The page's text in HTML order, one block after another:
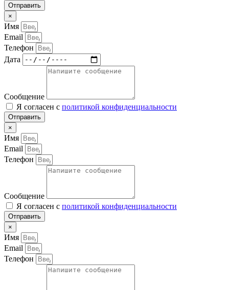
Отправить
×
Имя
Email
Телефон
Дата
Сообщение
Я согласен с политикой конфиденциальности
Отправить
×
Имя
Email
Телефон
Сообщение
Я согласен с политикой конфиденциальности
Отправить
×
Имя
Email
Телефон